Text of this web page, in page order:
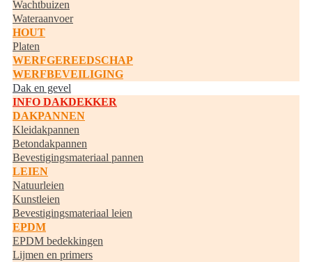
Wachtbuizen
Wateraanvoer
HOUT
Platen
WERFGEREEDSCHAP
WERFBEVEILIGING
Dak en gevel
INFO DAKDEKKER
DAKPANNEN
Kleidakpannen
Betondakpannen
Bevestigingsmateriaal pannen
LEIEN
Natuurleien
Kunstleien
Bevestigingsmateriaal leien
EPDM
EPDM bedekkingen
Lijmen en primers